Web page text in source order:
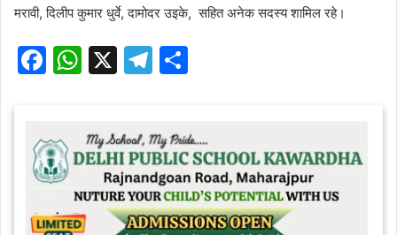
मरावी, दिलीप कुमार धुर्वे, दामोदर उइके, सहित अनेक सदस्य शामिल रहे।
F
e
b
W
s
A
p
X
T
gr
a
m
e